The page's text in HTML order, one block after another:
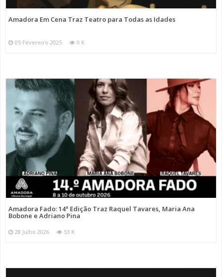
Amadora Em Cena Traz Teatro para Todas as Idades
05 Fevereiro 2025 0 K
Amadora Fado: 14ª Edição Traz Raquel Tavares, Maria Ana
Bobone e Adriano Pina
28 Julho 2026 53 K